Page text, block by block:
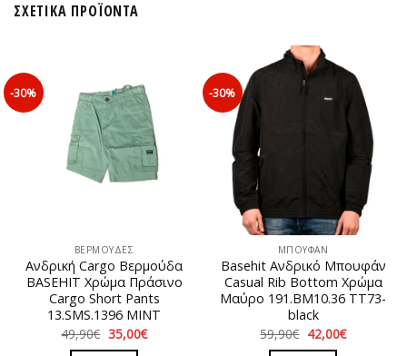
ΣΧΕΤΙΚΆ ΠΡΟΪΌΝΤΑ
-30%
ΒΕΡΜΟΥΔΕΣ
Ανδρική Cargo Βερμούδα
BASEHIT Χρώμα Πράσινο
Cargo Short Pants
13.SMS.1396 MINT
49,90€ Original
price
35,00€Η
-30%
ΜΠΟΥΦΑΝ
Basehit Ανδρικό Μπουφάν
Casual Rib Bottom Χρώμα
Μαύρο 191.BM10.36 ΤΤ73-
black
59,90€ Original
price
42,00€Η